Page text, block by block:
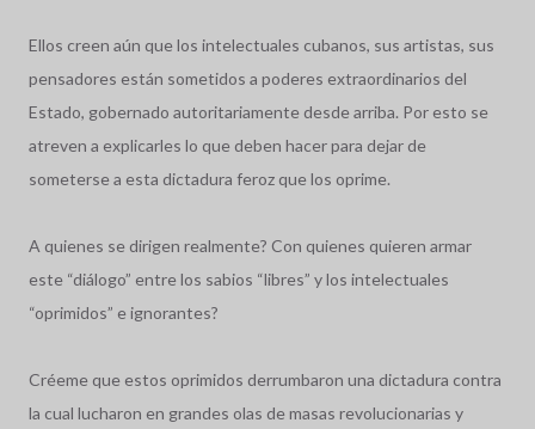
Ellos creen aún que los intelectuales cubanos, sus artistas, sus
pensadores están sometidos a poderes extraordinarios del
Estado, gobernado autoritariamente desde arriba. Por esto se
atreven a explicarles lo que deben hacer para dejar de
someterse a esta dictadura feroz que los oprime.
A quienes se dirigen realmente? Con quienes quieren armar
este “diálogo” entre los sabios “libres” y los intelectuales
“oprimidos” e ignorantes?
Créeme que estos oprimidos derrumbaron una dictadura contra
la cual lucharon en grandes olas de masas revolucionarias y